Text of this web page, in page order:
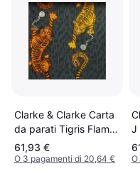
Clarke & Clarke Carta
da parati Tigris Flame
marrone
61,93 €
O 3 pagamenti di 20,64 €
J